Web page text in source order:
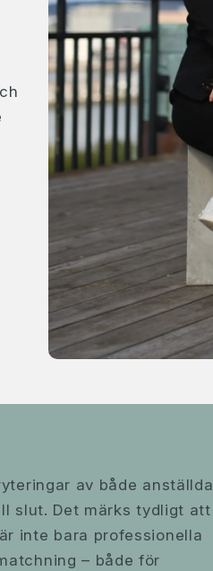
av både anställda
slut. Det märks tydligt att
inte bara professionella
– både för